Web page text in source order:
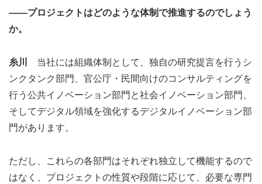
――プロジェクトはどのような体制で推進するのでしょう
か。
糸川 当社には組織体制として、独自の研究提言を行うシ
ンクタンク部門、官公庁・民間向けのコンサルティングを
行う公共イノベーション部門と社会イノベーション部門、
そしてデジタル領域を強化するデジタルイノベーション部
門があります。
ただし、これらの各部門はそれぞれ独立して機能するので
はなく、プロジェクトの性質や段階に応じて、必要な専門